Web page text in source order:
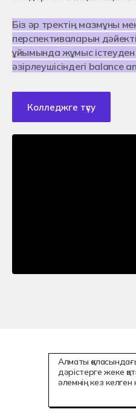
Біз әр тректің мазмұны
перспективаларын
ұйымында жұмыс істеуден
әзірлеушісіндегі balance
Колледжге түсу
Алматы
дәрістерге жеке
әлемнің кез келген